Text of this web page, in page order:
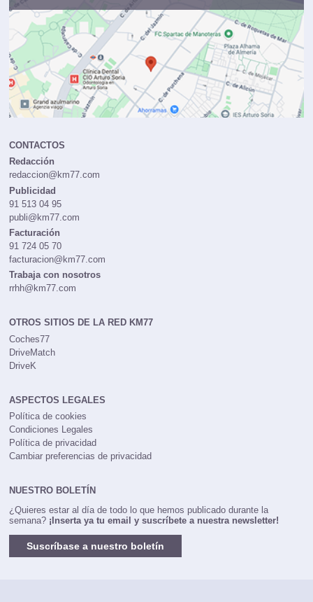
CONTACTOS
Redacción
redaccion@km77.com
Publicidad
91 513 04 95
publi@km77.com
Facturación
91 724 05 70
facturacion@km77.com
Trabaja con nosotros
rrhh@km77.com
OTROS SITIOS DE LA RED KM77
Coches77
DriveMatch
DriveK
ASPECTOS LEGALES
Política de cookies
Condiciones Legales
Política de privacidad
Cambiar preferencias de privacidad
NUESTRO BOLETÍN
¿Quieres estar al día de todo lo que hemos publicado durante la
semana? ¡Inserta ya tu email y suscríbete a nuestra newsletter!
Suscríbase a nuestro boletín